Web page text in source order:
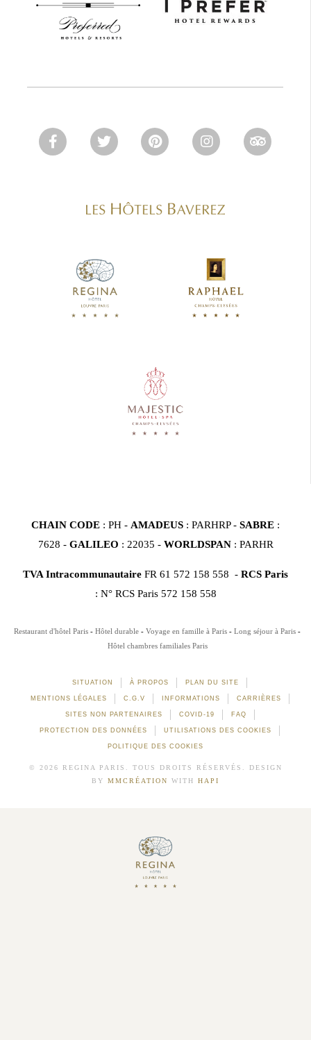
CHAIN CODE : PH - AMADEUS : PARHRP - SABRE :
7628 - GALILEO : 22035 - WORLDSPAN : PARHR
TVA Intracommunautaire FR 61 572 158 558 - RCS Paris
: N° RCS Paris 572 158 558
Restaurant d'hôtel Paris Hôtel durable Voyage en famille à Paris
Long séjour à Paris
Hôtel chambres familiales Paris
SITUATION À PROPOS PLAN DU SITE
MENTIONS LÉGALES C.G.V INFORMATIONS CARRIÈRES
SITES NON PARTENAIRES COVID-19 FAQ
PROTECTION DES DONNÉES UTILISATIONS DES COOKIES
POLITIQUE DES COOKIES
© 2026 REGINA PARIS. TOUS DROITS RÉSERVÉS. DESIGN
BY MMCRÉATION WITH HAPI